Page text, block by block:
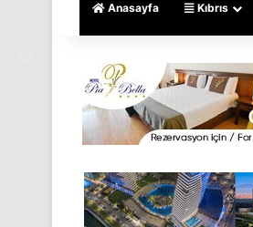
Anasayfa Kıbrıs